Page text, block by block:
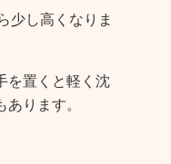
少し高くなりま
を置くと軽く沈
ります。